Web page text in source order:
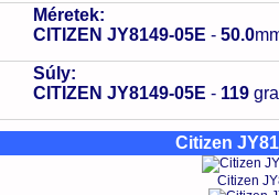
Méretek:
CITIZEN JY8149-05E - 50.0
Súly:
CITIZEN JY8149-05E - 119
Citizen
Citizen